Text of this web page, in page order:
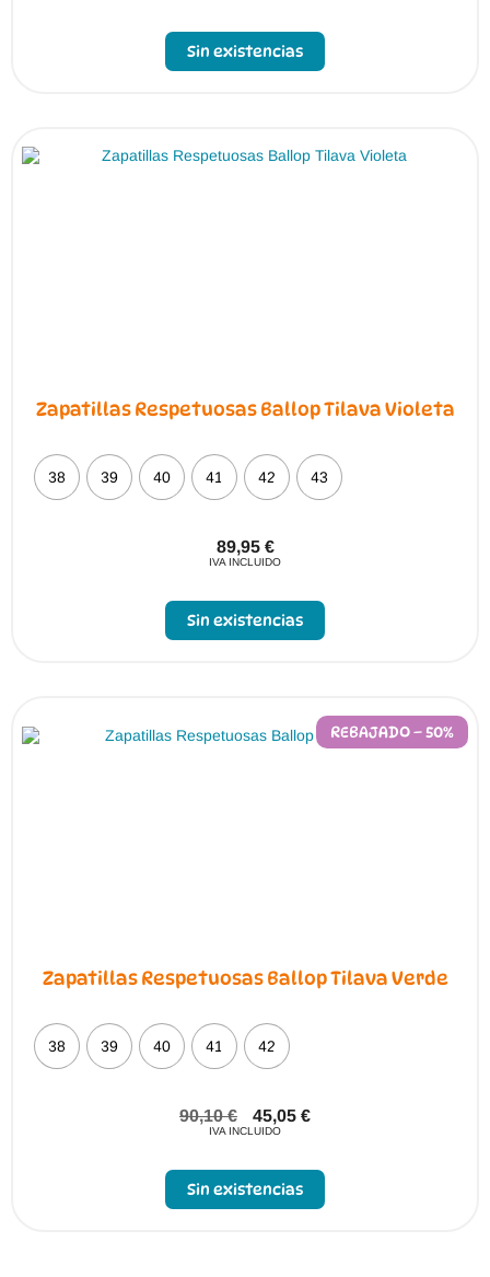
Sin existencias
Zapatillas Respetuosas Ballop Tilava Violeta
38 39 40 41 42 43
89,95 €
IVA INCLUIDO
Sin existencias
REBAJADO – 50%
Zapatillas Respetuosas Ballop Tilava Verde
38 39 40 41 42
90,10€ 45,05 €
IVA INCLUIDO
Sin existencias